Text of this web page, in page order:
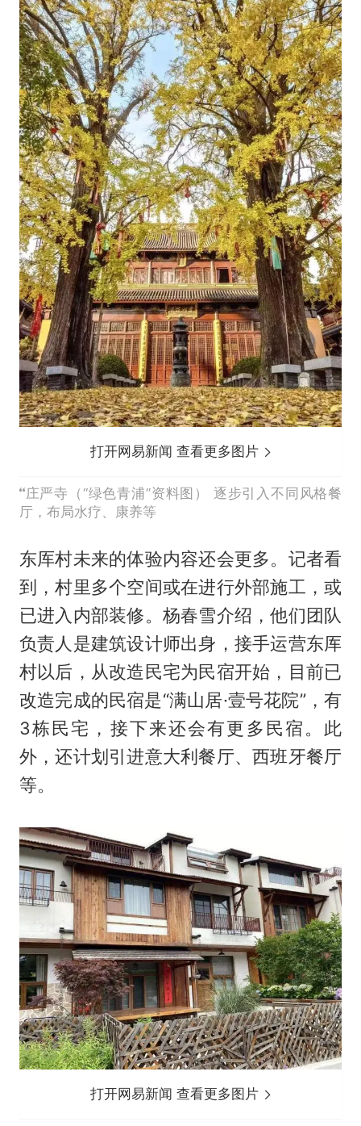
打开网易新闻 查看更多图片
庄严寺（“绿色青浦”资料图） 逐步引入不同风格餐
厅，布局水疗、康养等
东厍村未来的体验内容还会更多。记者看
到，村里多个空间或在进行外部施工，或
已进入内部装修。杨春雪介绍，他们团队
负责人是建筑设计师出身，接手运营东厍
村以后，从改造民宅为民宿开始，目前已
改造完成的民宿是“满山居·壹号花院”，有
3栋民宅，接下来还会有更多民宿。此
外，还计划引进意大利餐厅、西班牙餐厅
等。
打开网易新闻 查看更多图片